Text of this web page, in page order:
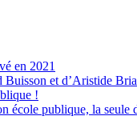
en 2021
Buisson et d’Aristide
!
école publique, la seule